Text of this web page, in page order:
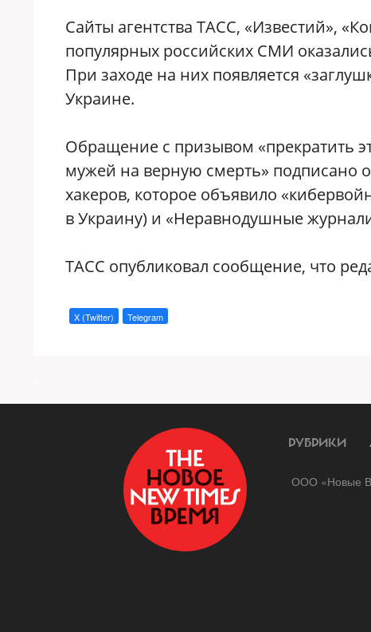
Сайты агентства ТАСС, «Известий»,
популярных российских СМИ
При заходе на них появляется
Украине.
Обращение с призывом «прекратить
мужей на верную смерть» подписано
хакеров, которое объявило
в Украину) и «Неравнодушные
ТАСС опубликовал сообщение, что
X (Twitter) Telegram
РУБРИКИ
ООО «Новые